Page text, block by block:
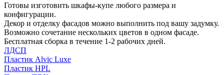
Готовы изготовить шкафы-купе любого размера и
конфигурации.
Декор и отделку фасадов можно выполнить под вашу задумку.
Возможно сочетание нескольких цветов в одном фасаде.
Бесплатная сборка в течение 1-2 рабочих дней.
ЛДСП
Пластик Alvic Luxe
Пластик HPL